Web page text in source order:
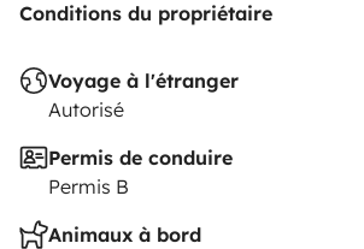
Conditions du propriétaire
Voyage à l'étranger
Autorisé
Permis de conduire
Permis B
Animaux à bord